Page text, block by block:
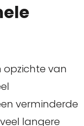
opzichte van
verminderde
langere